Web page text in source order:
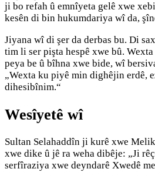
ji bo refah û emnîyeta gelê xwe
kesên di bin hukumdariya wî da,
Jiyana wî di şer da derbas bu. Di
tim li ser pişta hespê xwe bû.
peya be û bîhna xwe bide, wî
„Wexta ku piyê min dighêjin erdê,
dihesibînim.“
Wesîyetê wî
Sultan Selahaddîn ji kurê xwe
xwe dike û jê ra weha dibêje: „Ji
serfîraziya xwe deyndarê Xwedê